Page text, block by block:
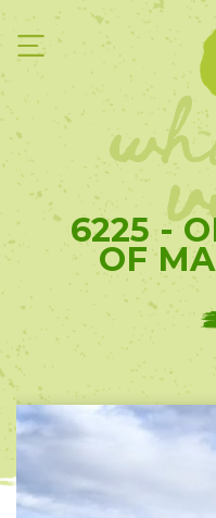
6225 -
OF